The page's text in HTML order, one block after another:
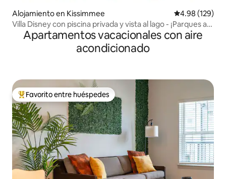
Alojamiento en Kissimmee Calificación
4.98 (129)
Villa Disney con piscina privada y vista al lago - ¡Parques a
12 millas!
Apartamentos vacacionales con aire
acondicionado
Favorito entre huéspedes preferido
Favorito entre huéspedes